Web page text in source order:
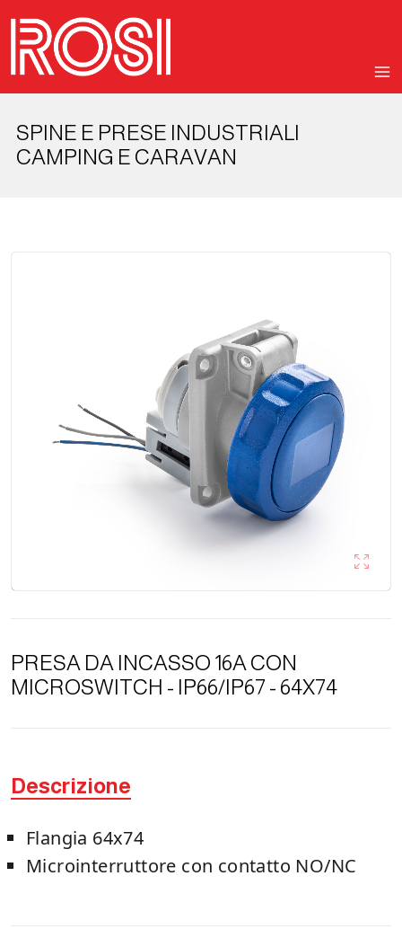
SPINE E PRESE INDUSTRIALI
CAMPING E CARAVAN
PRESA DA INCASSO 16A CON
MICROSWITCH - IP66/IP67 - 64X74
Descrizione
Flangia 64x74
Microinterruttore con contatto NO/NC